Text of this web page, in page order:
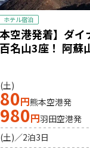
ホテル宿泊
空港発着】ダ
名山3座！ 阿蘇
土)
円熊本空港発
円羽田空港発
)／2泊3日